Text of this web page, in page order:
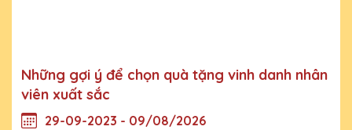
Những gợi ý để chọn quà tặng vinh danh nhân
viên xuất sắc
29-09-2023 - 09/08/2026